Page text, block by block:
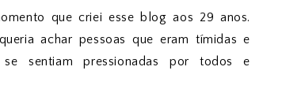
que criei esse blog aos 29 anos.
achar pessoas que eram tímidas e
sentiam pressionadas por todos e